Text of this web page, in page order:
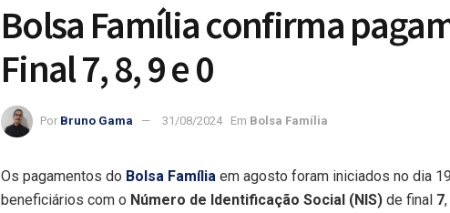
Bolsa Família confirma
Final 7, 8, 9 e 0
Por Bruno Gama 31/08/2024 Em Bolsa Família
Os pagamentos do Bolsa Família em agosto foram iniciados no dia
beneficiários com o Número de Identificação Social (NIS) de final 7,